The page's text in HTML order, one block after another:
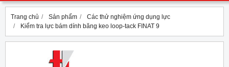
Trang chủ Sản phẩm
Các thử nghiệm ứng dụng lực
Kiểm tra lực bám dính băng keo loop-tack FINAT 9